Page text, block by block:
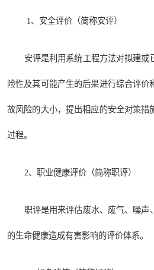
1、安全评价（简称安评）
安评是利用系统工程方法对拟建或
险性及其可能产生的后果进行综合评价
故风险的大小，提出相应的安全对策措
过程。
2、职业健康评价（简称职评）
职评是用来评估废水、废气、噪声
的生命健康造成有害影响的评价体系。